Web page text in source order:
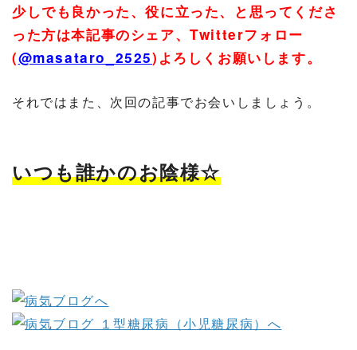
少しでも良かった、役に立った、と思ってくださ
った方は本記事のシェア、Twitterフォロー
(@masataro_2525) よろしくお願いします。
それではまた、次回の記事でお会いしましょう。
いつも誰かのお陰様☆